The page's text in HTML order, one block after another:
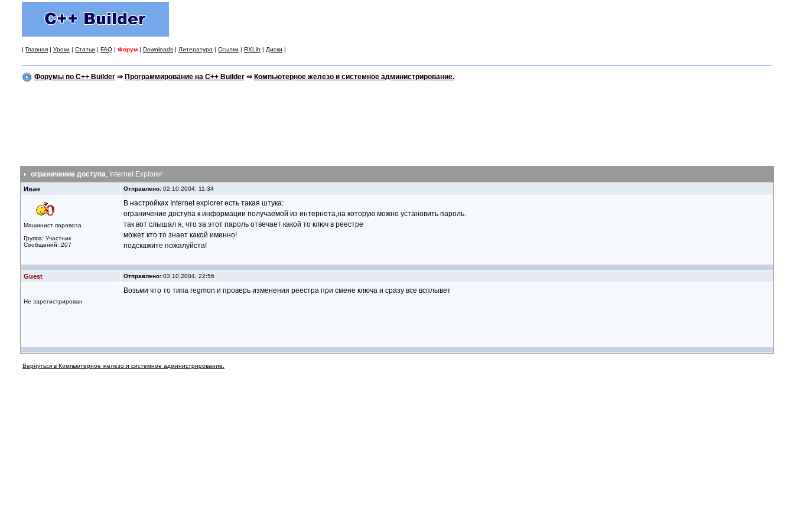
| Главная | Уроки | Статьи | FAQ | Форум | Downloads | Литература | Ссылки | RXLib | Диски |
Форумы по C++ Builder ⇒ Программирование на C++ Builder ⇒ Компьютерное железо и системное администрирование.
ограничение доступа, Internet Explorer
Иван Отправлено: 02.10.2004, 11:34
Машинист паровоза
Группа: Участник
Сообщений: 207
В настройках Internet explorer есть такая штука:
ограничение доступа к информации получаемой из интернета,на которую можно установить пароль.
так вот слышал я, что за этот пароль отвечает какой то ключ в реестре
может кто то знает какой именно!
подскажите пожалуйста!
Guest Отправлено: 03.10.2004, 22:56
Не зарегистрирован
Возьми что то типа regmon и проверь изменения реестра при смене ключа и сразу все всплывет
Вернуться в Компьютерное железо и системное администрирование.